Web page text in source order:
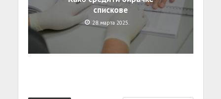
спискове
28. марта 2025.